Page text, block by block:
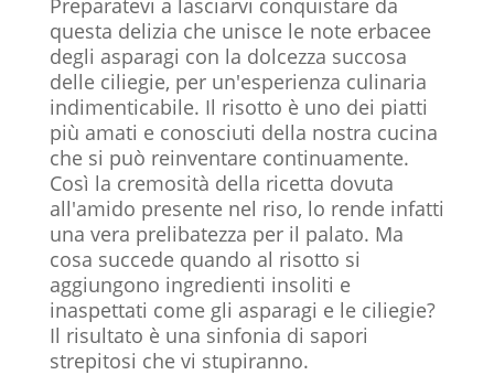
Preparatevi a lasciarvi conquistare da
questa delizia che unisce le note erbacee
degli asparagi con la dolcezza succosa
delle ciliegie, per un'esperienza culinaria
indimenticabile. Il risotto è uno dei piatti
più amati e conosciuti della nostra cucina
che si può reinventare continuamente.
Così la cremosità della ricetta dovuta
all'amido presente nel riso, lo rende infatti
una vera prelibatezza per il palato. Ma
cosa succede quando al risotto si
aggiungono ingredienti insoliti e
inaspettati come gli asparagi e le ciliegie?
Il risultato è una sinfonia di sapori
strepitosi che vi stupiranno.